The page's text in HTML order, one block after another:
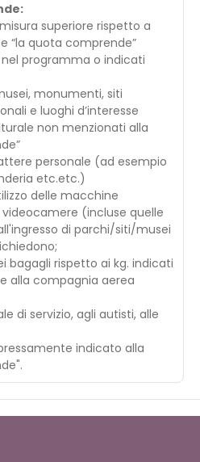
superiore rispetto a
“la quota comprende”
programma o indicati
monumenti, siti
e luoghi d’interesse
non menzionati alla
personale (ad esempio
etc.etc.)
delle macchine
(incluse quelle
di parchi/siti/musei
bagagli rispetto ai kg. indicati
alla compagnia aerea
di servizio, agli autisti, alle
indicato alla